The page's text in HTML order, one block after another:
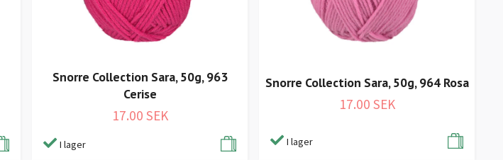
Snorre Collection Sara, 50g, 963
Cerise
17.00 SEK
I lager
Snorre Collection Sara, 50g, 964 Rosa
17.00 SEK
I lager